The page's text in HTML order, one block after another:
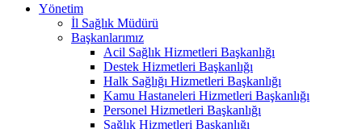
Yönetim
İl Sağlık Müdürü
Başkanlarımız
Acil Sağlık Hizmetleri Başkanlığı
Destek Hizmetleri Başkanlığı
Halk Sağlığı Hizmetleri Başkanlığı
Kamu Hastaneleri Hizmetleri Başkanlığı
Personel Hizmetleri Başkanlığı
Sağlık Hizmetleri Başkanlığı